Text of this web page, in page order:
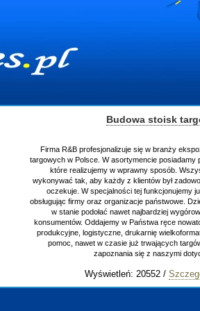
Budowa stoisk targowych
profesjonalizuje się w branży ekspozycyjnej oraz
w Polsce. W asortymencie posiadamy przyrządzenie
realizujemy w wprawny sposób. Wszystkie zlecenia
tak, aby każdy z klientów był zadowolony, oraz
W specjalności tej funkcjonujemy już od 15 lat z
firmy oraz organizacje państwowe. Dzięki ogromnej
podołać nawet najbardziej wygórowanym żądaniom
Oddajemy w Państwa ręce nowatorskich
logistyczne, drukarnię wielkoformatową oraz wszelką
nawet w czasie już trwających targów. Zapraszamy
zapoznania się z naszymi dotychczasowym
Wyświetleń: 20552 /Szczegóły wpisu